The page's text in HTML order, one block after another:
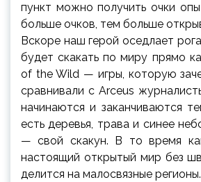
пункт можно получить очки
больше очков, тем больше
Вскоре наш герой оседлает
будет скакать по миру прямо
of the Wild — игры, которую
сравнивали с Arceus
начинаются и заканчиваются
есть деревья, трава и синее
— свой скакун. В то время
настоящий открытый мир без
делится на малосвязные регионы.